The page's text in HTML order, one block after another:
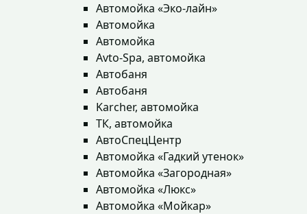
Автомойка «Эко-лайн»
Автомойка
Автомойка
Avto-Spa, автомойка
Автобаня
Автобаня
Karcher, автомойка
ТК, автомойка
АвтоСпецЦентр
Автомойка «Гадкий утенок»
Автомойка «Загородная»
Автомойка «Люкс»
Автомойка «Мойкар»